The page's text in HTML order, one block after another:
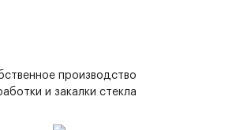
производство
и закалки стекла